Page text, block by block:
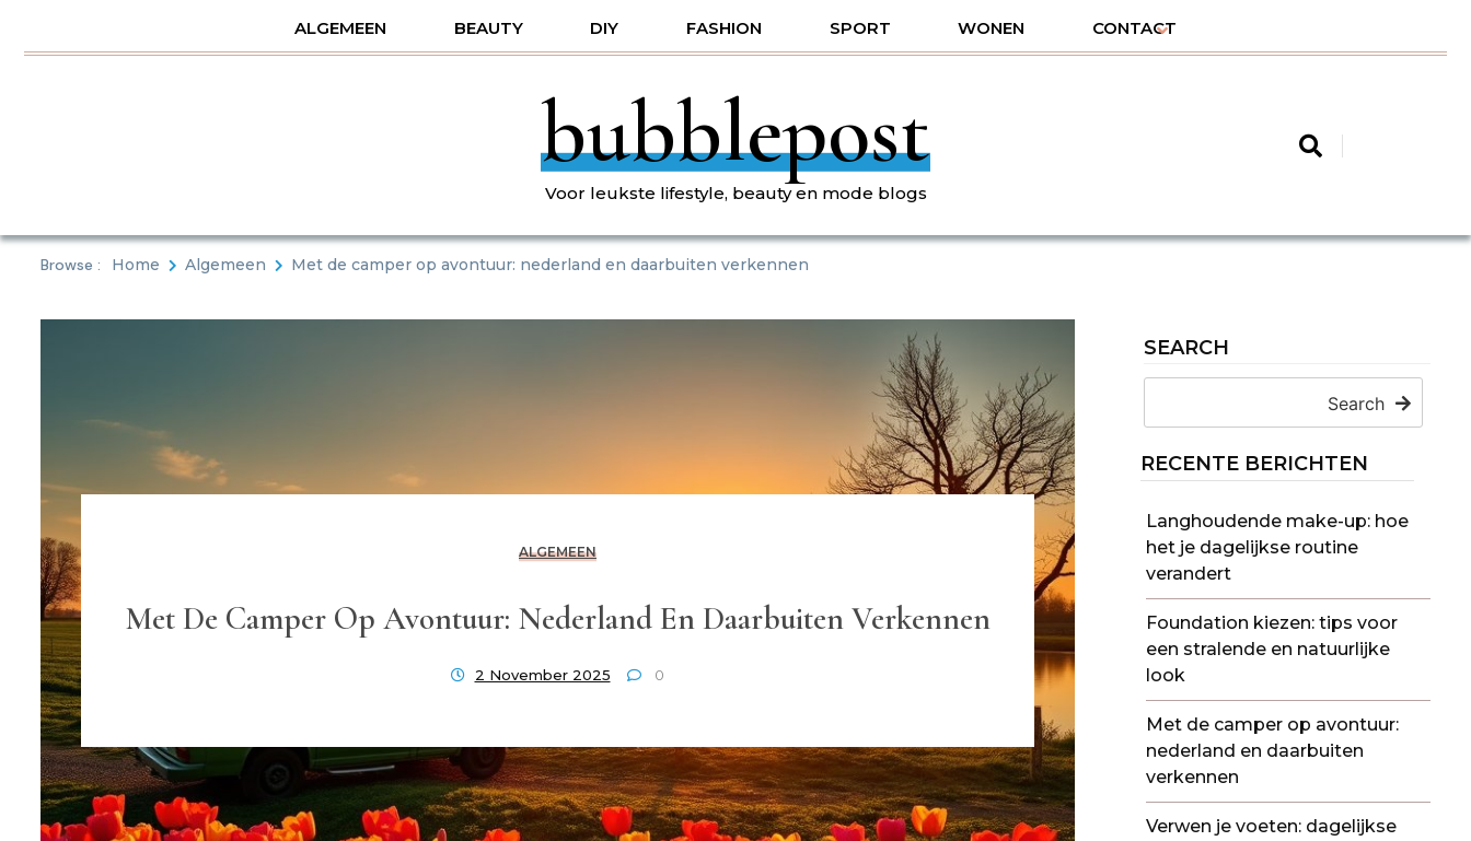
ALGEMEEN BEAUTY DIY FASHION SPORT WONEN CONTACT
bubblepost
Voor leukste lifestyle, beauty en mode blogs
Browse : Home Algemeen Met de camper op avontuur: nederland en daarbuiten verkennen
SEARCH
Search
RECENTE BERICHTEN
Langhoudende make-up: hoe
het je dagelijkse routine
verandert
Foundation kiezen: tips voor
een stralende en natuurlijke
look
Met de camper op avontuur:
nederland en daarbuiten
verkennen
Verwen je voeten: dagelijkse
ALGEMEEN
Met De Camper Op Avontuur: Nederland En Daarbuiten Verkennen
2 November 2025 0